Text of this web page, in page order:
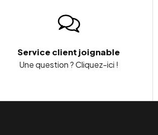
Service client joignable
Une question ? Cliquez-ici !